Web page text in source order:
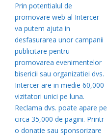
Prin potentialul de
promovare web al Intercer
va putem ajuta in
desfasurarea unor campanii
publicitare pentru
promovarea evenimentelor
bisericii sau organizatiei dvs.
Intercer are in medie 60,000
vizitatori unici pe luna.
Reclama dvs. poate apare pe
circa 35,000 de pagini. Printr-
o donatie sau sponsorizare